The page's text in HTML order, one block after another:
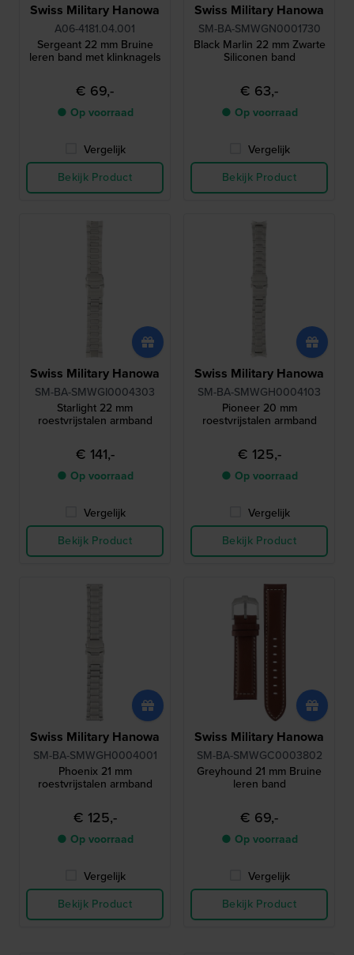
Swiss Military Hanowa
A06-4181.04.001
Sergeant 22 mm Bruine
leren band met klinknagels
€ 69,-
● Op voorraad
Vergelijk
Bekijk Product
Swiss Military Hanowa
SM-BA-SMWGN0001730
Black Marlin 22 mm Zwarte
Siliconen band
€ 63,-
● Op voorraad
Vergelijk
Bekijk Product
Swiss Military Hanowa
SM-BA-SMWGI0004303
Starlight 22 mm
roestvrijstalen armband
€ 141,-
● Op voorraad
Vergelijk
Bekijk Product
Swiss Military Hanowa
SM-BA-SMWGH0004103
Pioneer 20 mm
roestvrijstalen armband
€ 125,-
● Op voorraad
Vergelijk
Bekijk Product
Swiss Military Hanowa
SM-BA-SMWGH0004001
Phoenix 21 mm
roestvrijstalen armband
€ 125,-
● Op voorraad
Vergelijk
Bekijk Product
Swiss Military Hanowa
SM-BA-SMWGC0003802
Greyhound 21 mm Bruine
leren band
€ 69,-
● Op voorraad
Vergelijk
Bekijk Product